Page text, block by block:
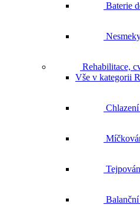
Baterie
Rehabilitace,
Vše v kategorii